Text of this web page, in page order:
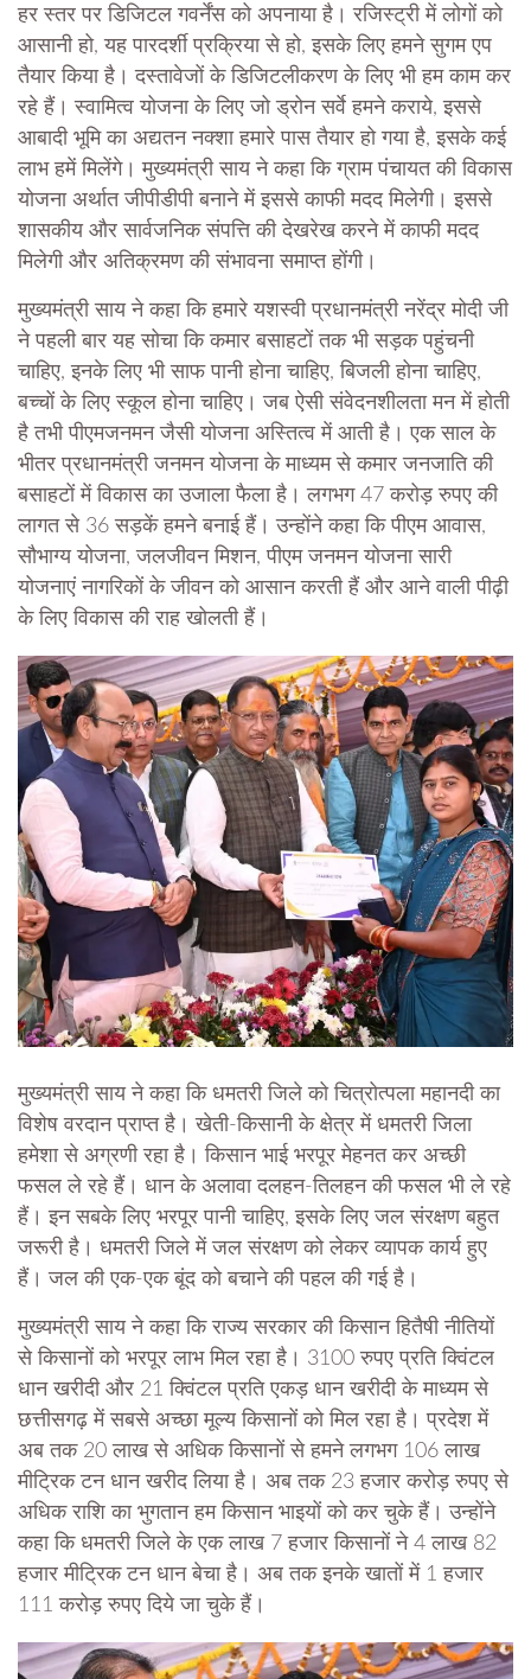
हर स्तर पर डिजिटल गवर्नेंस को अपनाया है। रजिस्ट्री में लोगों को
आसानी हो, यह पारदर्शी प्रक्रिया से हो, इसके लिए हमने सुगम एप
तैयार किया है। दस्तावेजों के डिजिटलीकरण के लिए भी हम काम कर
रहे हैं। स्वामित्व योजना के लिए जो ड्रोन सर्वे हमने कराये, इससे
आबादी भूमि का अद्यतन नक्शा हमारे पास तैयार हो गया है, इसके कई
लाभ हमें मिलेंगे। मुख्यमंत्री साय ने कहा कि ग्राम पंचायत की विकास
योजना अर्थात जीपीडीपी बनाने में इससे काफी मदद मिलेगी। इससे
शासकीय और सार्वजनिक संपत्ति की देखरेख करने में काफी मदद
मिलेगी और अतिक्रमण की संभावना समाप्त होंगी।
मुख्यमंत्री साय ने कहा कि हमारे यशस्वी प्रधानमंत्री नरेंद्र मोदी जी
ने पहली बार यह सोचा कि कमार बसाहटों तक भी सड़क पहुंचनी
चाहिए, इनके लिए भी साफ पानी होना चाहिए, बिजली होना चाहिए,
बच्चों के लिए स्कूल होना चाहिए। जब ऐसी संवेदनशीलता मन में होती
है तभी पीएमजनमन जैसी योजना अस्तित्व में आती है। एक साल के
भीतर प्रधानमंत्री जनमन योजना के माध्यम से कमार जनजाति की
बसाहटों में विकास का उजाला फैला है। लगभग 47 करोड़ रुपए की
लागत से 36 सड़कें हमने बनाई हैं। उन्होंने कहा कि पीएम आवास,
सौभाग्य योजना, जलजीवन मिशन, पीएम जनमन योजना सारी
योजनाएं नागरिकों के जीवन को आसान करती हैं और आने वाली पीढ़ी
के लिए विकास की राह खोलती हैं।
मुख्यमंत्री साय ने कहा कि धमतरी जिले को चित्रोत्पला महानदी का
विशेष वरदान प्राप्त है। खेती-किसानी के क्षेत्र में धमतरी जिला
हमेशा से अग्रणी रहा है। किसान भाई भरपूर मेहनत कर अच्छी
फसल ले रहे हैं। धान के अलावा दलहन-तिलहन की फसल भी ले रहे
हैं। इन सबके लिए भरपूर पानी चाहिए, इसके लिए जल संरक्षण बहुत
जरूरी है। धमतरी जिले में जल संरक्षण को लेकर व्यापक कार्य हुए
हैं। जल की एक-एक बूंद को बचाने की पहल की गई है।
मुख्यमंत्री साय ने कहा कि राज्य सरकार की किसान हितैषी नीतियों
से किसानों को भरपूर लाभ मिल रहा है। 3100 रुपए प्रति क्विंटल
धान खरीदी और 21 क्विंटल प्रति एकड़ धान खरीदी के माध्यम से
छत्तीसगढ़ में सबसे अच्छा मूल्य किसानों को मिल रहा है। प्रदेश में
अब तक 20 लाख से अधिक किसानों से हमने लगभग 106 लाख
मीट्रिक टन धान खरीद लिया है। अब तक 23 हजार करोड़ रुपए से
अधिक राशि का भुगतान हम किसान भाइयों को कर चुके हैं। उन्होंने
कहा कि धमतरी जिले के एक लाख 7 हजार किसानों ने 4 लाख 82
हजार मीट्रिक टन धान बेचा है। अब तक इनके खातों में 1 हजार
111 करोड़ रुपए दिये जा चुके हैं।